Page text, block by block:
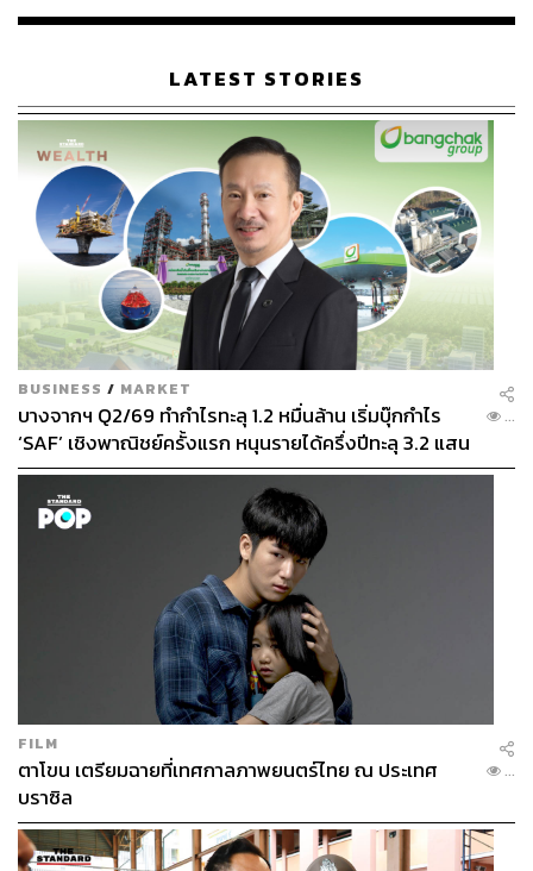
เรือนไทยที่ถูกซุกไว้
LATEST STORIES
BUSINESS / MARKET
บางจากฯ Q2/69 ทำกำไรทะลุ 1.2 หมื่นล้าน เริ่มบุ๊กกำไร
‘SAF’ เชิงพาณิชย์ครั้งแรก หนุนรายได้ครึ่งปีทะลุ 3.2 แสน
ล้าน
...
FILM
ตาโขน เตรียมฉายที่เทศกาลภาพยนตร์ไทย ณ ประเทศ
บราซิล
...